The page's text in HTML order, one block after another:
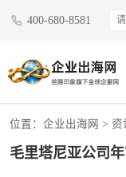
400-680-8581
位置： 企业出海网 > 资
毛里塔尼亚公司